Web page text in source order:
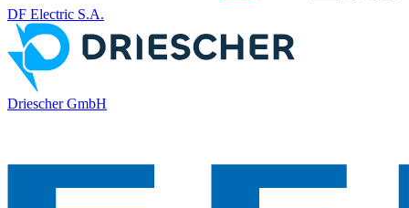
DF Electric S.A.
Driescher GmbH